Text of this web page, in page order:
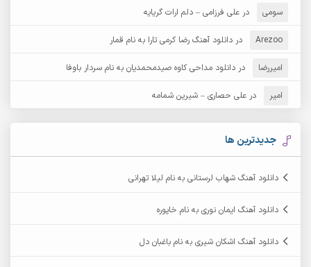
آرش عثمان
آرش مبهم آرش مستشیری
آرش مهرابی آرش نظری
آرشام
آرکاداش
سومی در علی فرزامی – دلم ارات گریایه
Arezoo در دانلود آهنگ رضا کرمی تارا به نام قمار
امیررضا در دانلود مداحی کاوه صیدمحمدیان به نام سردار باوفا
امیر در علی حصاری – شیرین شمامه
جدیدترین ها
دانلود آهنگ شهاب لرستانی به نام لیلا تهرانی
دانلود آهنگ ایمان نوری به نام خاپوره
دانلود آهنگ اشکان شیری به نام باغبان دل